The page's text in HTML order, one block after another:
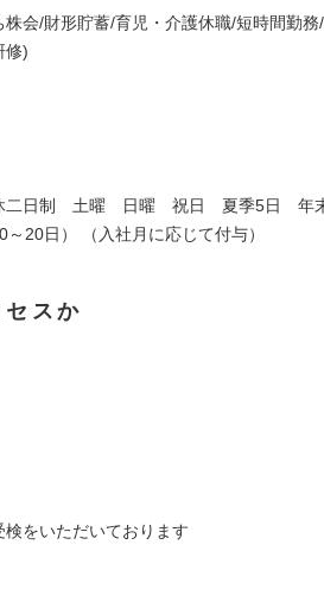
株会/財形貯蓄/育児・介護休職/短時間勤
修)
二日制 土曜 日曜 祝日 夏季5日 年
～20日） （入社月に応じて付与）
スか
をいただいております